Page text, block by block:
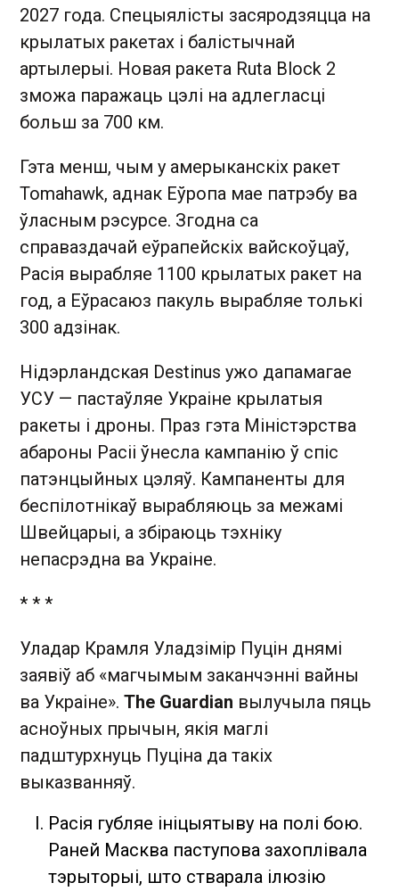
2027 года. Спецыялісты засяродзяцца на
крылатых ракетах і балістычнай
артылерыі. Новая ракета Ruta Block 2
зможа паражаць цэлі на адлегласці
больш за 700 км.
Гэта менш, чым у амерыканскіх ракет
Tomahawk, аднак Еўропа мае патрэбу ва
ўласным рэсурсе. Згодна са
справаздачай еўрапейскіх вайскоўцаў,
Расія вырабляе 1100 крылатых ракет на
год, а Еўрасаюз пакуль вырабляе толькі
300 адзінак.
Нідэрландская Destinus ужо дапамагае
УСУ — пастаўляе Украіне крылатыя
ракеты і дроны. Праз гэта Міністэрства
абароны Расіі ўнесла кампанію ў спіс
патэнцыйных цэляў. Кампаненты для
беспілотнікаў вырабляюць за межамі
Швейцарыі, а збіраюць тэхніку
непасрэдна ва Украіне.
* * *
Уладар Крамля Уладзімір Пуцін днямі
заявіў аб «магчымым заканчэнні вайны
ва Украіне». The Guardian вылучыла пяць
асноўных прычын, якія маглі
падштурхнуць Пуціна да такіх
выказванняў.
Расія губляе ініцыятыву на полі бою.
Раней Масква паступова захоплівала
тэрыторыі, што стварала ілюзію